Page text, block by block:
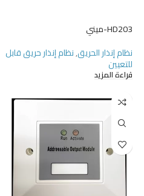
HD203-ميني
نظام إنذار الحريق,نظام إنذار حريق قابل
للتعيين
قراءة المزيد